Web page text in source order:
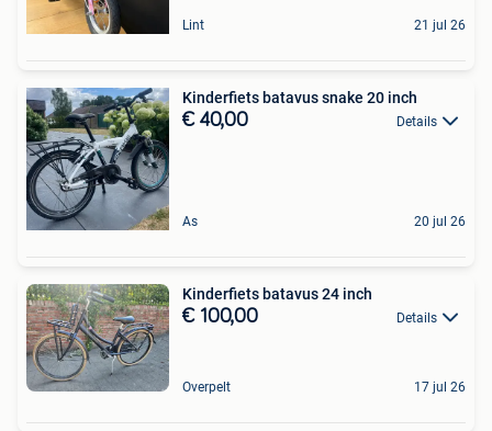
Lint 21 jul 26
Kinderfiets batavus snake 20 inch
€ 40,00 Details
As 20 jul 26
Kinderfiets batavus 24 inch
€ 100,00 Details
Overpelt 17 jul 26